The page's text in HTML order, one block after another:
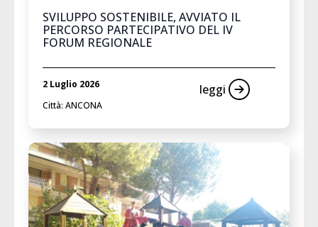
SVILUPPO SOSTENIBILE, AVVIATO IL
PERCORSO PARTECIPATIVO DEL IV
FORUM REGIONALE
2 Luglio 2026
Città: ANCONA
leggi